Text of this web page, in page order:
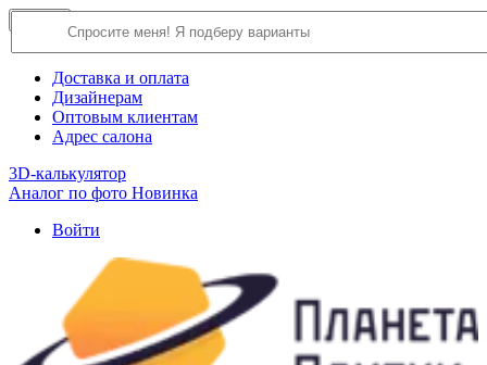
О компании
Доставка и оплата
Дизайнерам
Оптовым клиентам
Адрес салона
3D-калькулятор
Аналог по фото Новинка
Войти